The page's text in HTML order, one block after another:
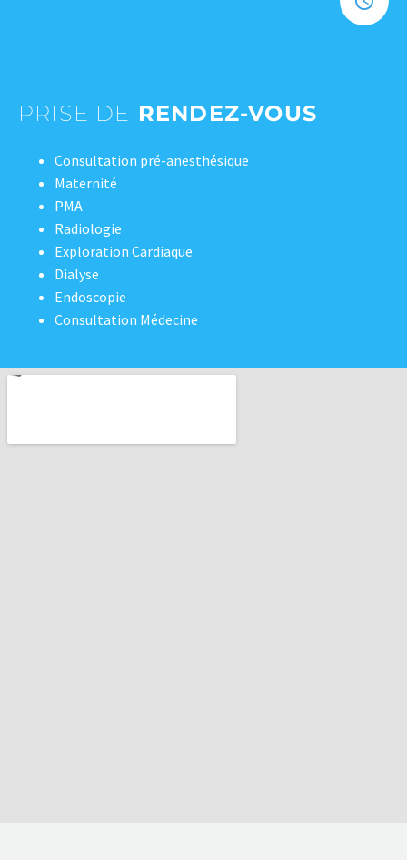
PRISE DE RENDEZ-VOUS
Consultation pré-anesthésique
Maternité
PMA
Radiologie
Exploration Cardiaque
Dialyse
Endoscopie
Consultation Médecine